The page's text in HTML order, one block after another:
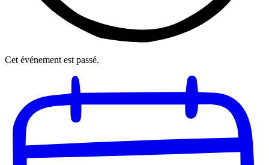
Cet événement est passé.